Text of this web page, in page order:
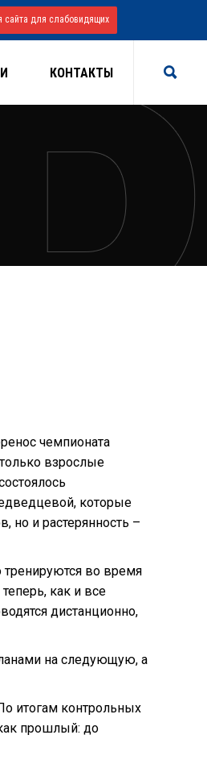
сайта для слабовидящих
КОНТАКТЫ
чемпионата
взрослые
которые
но и растерянность –
во время
как и все
дистанционно,
на следующую, а
итогам контрольных
как прошлый: до